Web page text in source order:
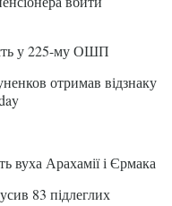
у 225-му ОШП
отримав відзнаку
вуха Арахамії і Єрмака
83 підлеглих